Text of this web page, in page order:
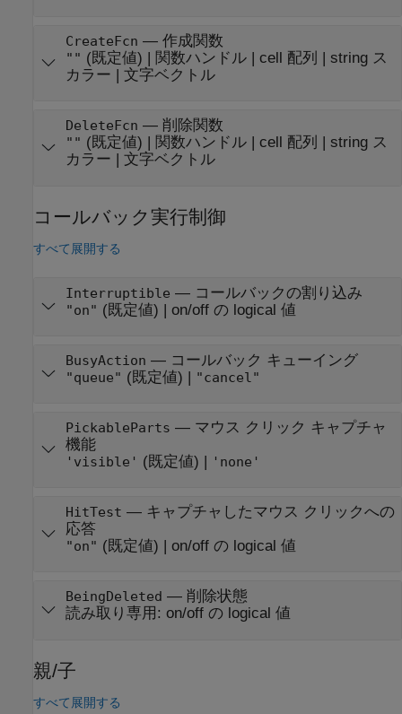
CreateFcn — 作成関数
"" (既定値) | 関数ハンドル| cell 配列 | string ス
カラー | 文字ベクトル
DeleteFcn — 削除関数
"" (既定値) | 関数ハンドル| cell 配列 | string ス
カラー | 文字ベクトル
コールバック実行制御
すべて展開する
Interruptible — コールバックの割り込み
"on" (既定値) | on/off の logical 値
BusyAction — コールバック キューイング
"queue" (既定値) | "cancel"
PickableParts — マウス クリック キャプチャ
機能
'visible' (既定値) | 'none'
HitTest — キャプチャしたマウス クリックへの
応答
"on" (既定値) | on/off の logical 値
BeingDeleted — 削除状態
読み取り専用: on/off の logical 値
親/子
すべて展開する